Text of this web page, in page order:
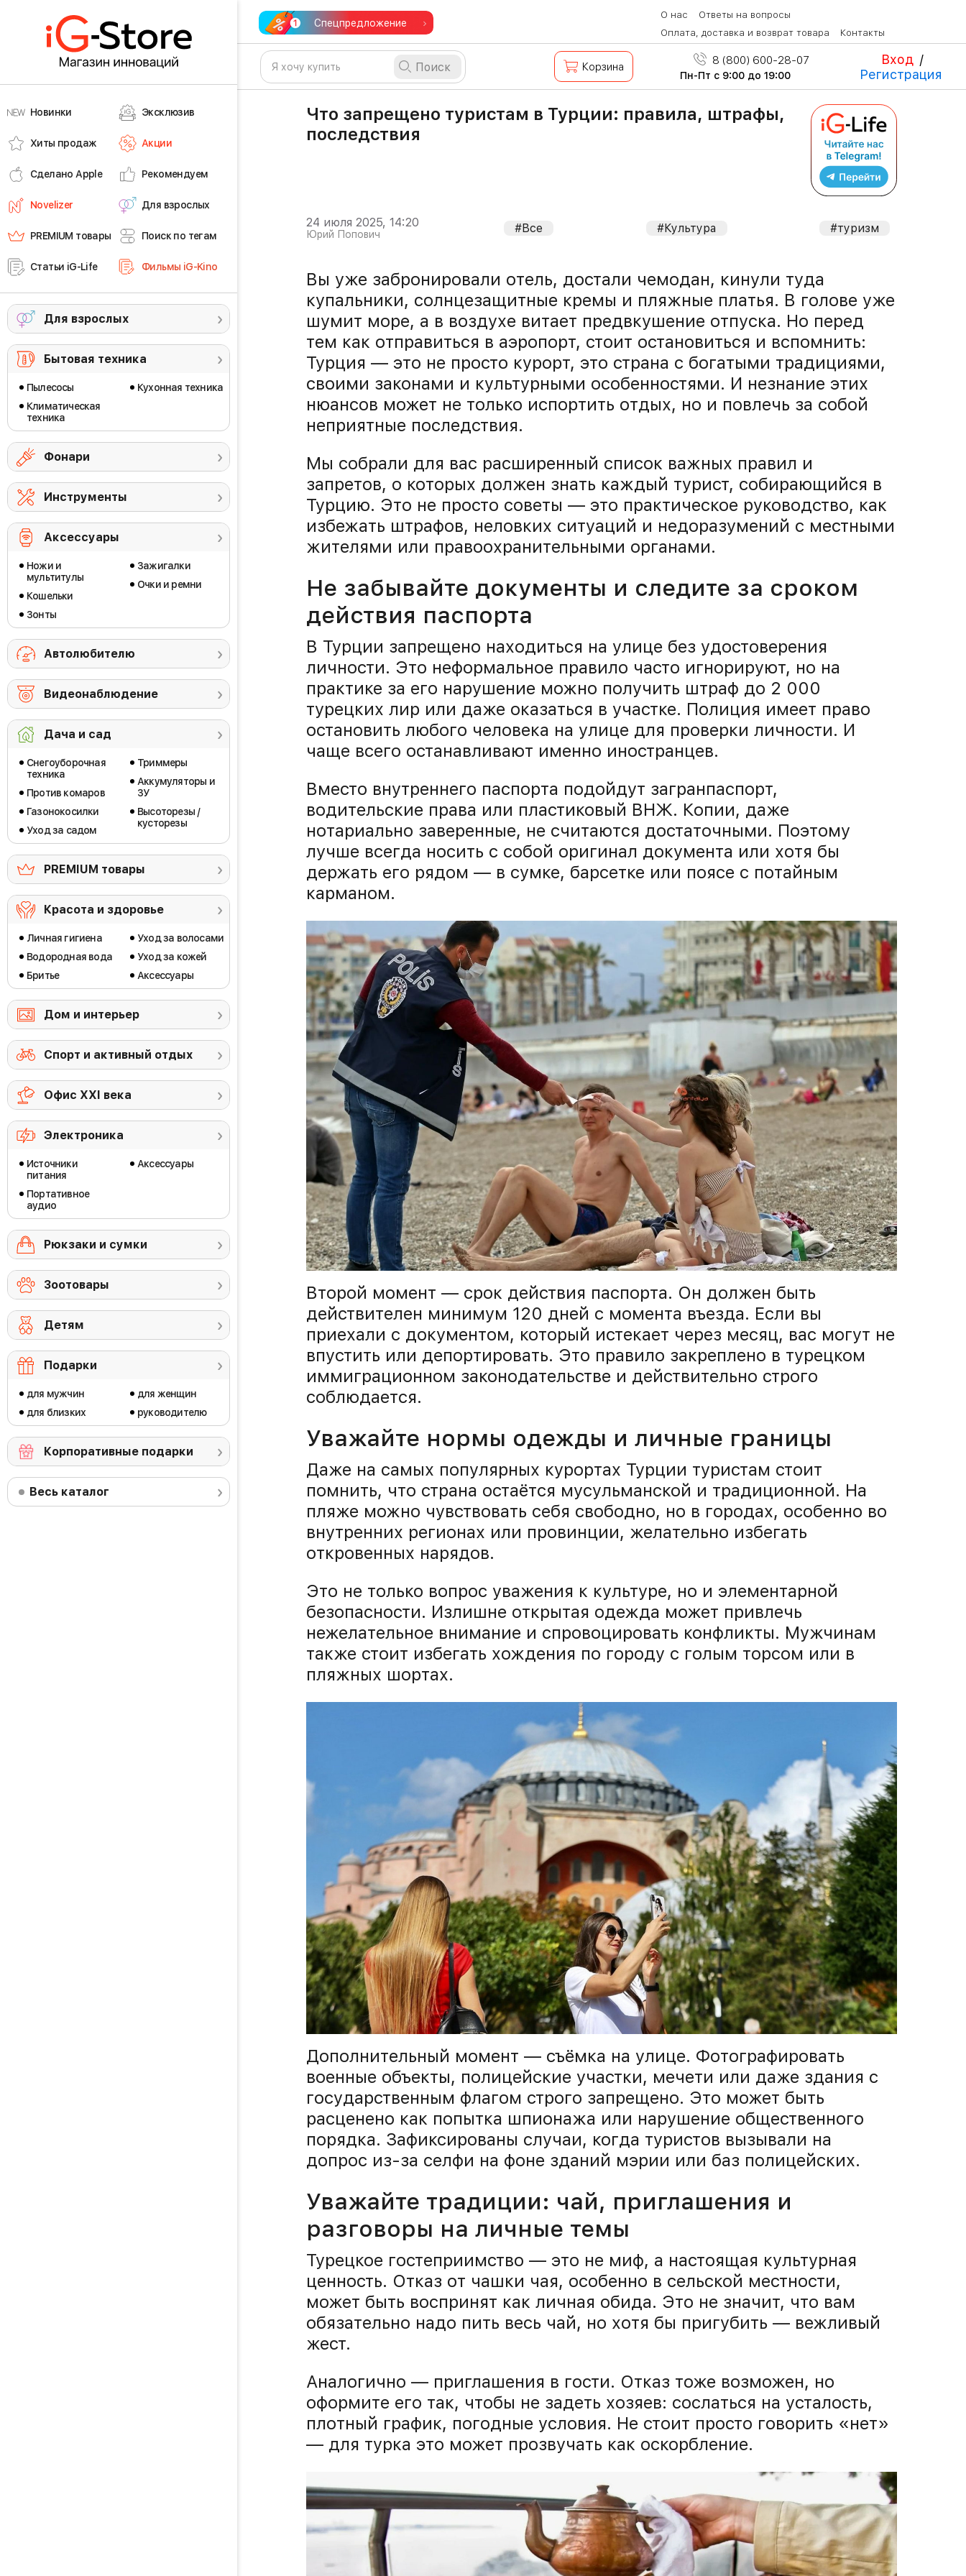
Новинки Эксклюзив
Хиты продаж Акции
Сделано Apple Рекомендуем
Novelizer Для взрослых
PREMIUM товары Поиск по тегам
Статьи iG-Life Фильмы iG-Kino
Для взрослых
Бытовая техника
Пылесосы
Климатическая
техника
Кухонная техника
Фонари
Инструменты
Аксессуары
Ножи и
мультитулы
Кошельки
Зонты
Зажигалки
Очки и ремни
Автолюбителю
Видеонаблюдение
Дача и сад
Снегоуборочная
техника
Против комаров
Газонокосилки
Уход за садом
Триммеры
Аккумуляторы и
ЗУ
Высоторезы /
кусторезы
PREMIUM товары
Красота и здоровье
Личная гигиена
Водородная вода
Бритье
Уход за волосами
Уход за кожей
Аксессуары
Дом и интерьер
Спорт и активный отдых
Офис ХХI века
Электроника
Источники
питания
Портативное
аудио
Аксессуары
Рюкзаки и сумки
Зоотовары
Детям
Подарки
для мужчин
для близких
для женщин
руководителю
Корпоративные подарки
Весь каталог
Спецпредложение
О нас
Ответы на вопросы
Оплата, доставка и возврат товара
Контакты
Поиск Корзина 8 (800) 600-28-07
Пн-Пт с 9:00 до 19:00
Вход /
Регистрация
Что запрещено туристам в Турции: правила, штрафы,
последствия
24 июля 2025, 14:20
Юрий Попович #Все #Культура #туризм
Вы уже забронировали отель, достали чемодан, кинули туда
купальники, солнцезащитные кремы и пляжные платья. В голове уже
шумит море, а в воздухе витает предвкушение отпуска. Но перед
тем как отправиться в аэропорт, стоит остановиться и вспомнить:
Турция — это не просто курорт, это страна с богатыми традициями,
своими законами и культурными особенностями. И незнание этих
нюансов может не только испортить отдых, но и повлечь за собой
неприятные последствия.
Мы собрали для вас расширенный список важных правил и
запретов, о которых должен знать каждый турист, собирающийся в
Турцию. Это не просто советы — это практическое руководство, как
избежать штрафов, неловких ситуаций и недоразумений с местными
жителями или правоохранительными органами.
Не забывайте документы и следите за сроком
действия паспорта
В Турции запрещено находиться на улице без удостоверения
личности. Это неформальное правило часто игнорируют, но на
практике за его нарушение можно получить штраф до 2 000
турецких лир или даже оказаться в участке. Полиция имеет право
остановить любого человека на улице для проверки личности. И
чаще всего останавливают именно иностранцев.
Вместо внутреннего паспорта подойдут загранпаспорт,
водительские права или пластиковый ВНЖ. Копии, даже
нотариально заверенные, не считаются достаточными. Поэтому
лучше всегда носить с собой оригинал документа или хотя бы
держать его рядом — в сумке, барсетке или поясе с потайным
карманом.
Второй момент — срок действия паспорта. Он должен быть
действителен минимум 120 дней с момента въезда. Если вы
приехали с документом, который истекает через месяц, вас могут не
впустить или депортировать. Это правило закреплено в турецком
иммиграционном законодательстве и действительно строго
соблюдается.
Уважайте нормы одежды и личные границы
Даже на самых популярных курортах Турции туристам стоит
помнить, что страна остаётся мусульманской и традиционной. На
пляже можно чувствовать себя свободно, но в городах, особенно во
внутренних регионах или провинции, желательно избегать
откровенных нарядов.
Это не только вопрос уважения к культуре, но и элементарной
безопасности. Излишне открытая одежда может привлечь
нежелательное внимание и спровоцировать конфликты. Мужчинам
также стоит избегать хождения по городу с голым торсом или в
пляжных шортах.
Дополнительный момент — съёмка на улице. Фотографировать
военные объекты, полицейские участки, мечети или даже здания с
государственным флагом строго запрещено. Это может быть
расценено как попытка шпионажа или нарушение общественного
порядка. Зафиксированы случаи, когда туристов вызывали на
допрос из-за селфи на фоне зданий мэрии или баз полицейских.
Уважайте традиции: чай, приглашения и
разговоры на личные темы
Турецкое гостеприимство — это не миф, а настоящая культурная
ценность. Отказ от чашки чая, особенно в сельской местности,
может быть воспринят как личная обида. Это не значит, что вам
обязательно надо пить весь чай, но хотя бы пригубить — вежливый
жест.
Аналогично — приглашения в гости. Отказ тоже возможен, но
оформите его так, чтобы не задеть хозяев: сослаться на усталость,
плотный график, погодные условия. Не стоит просто говорить «нет»
— для турка это может прозвучать как оскорбление.